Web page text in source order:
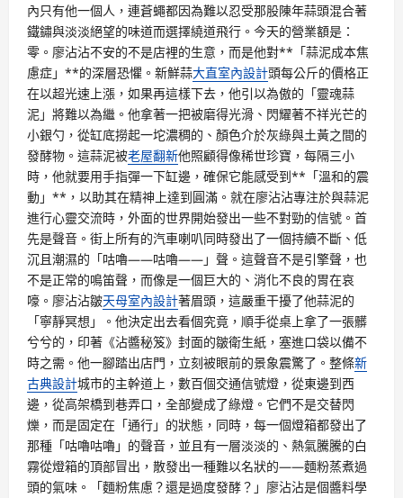
內只有他一個人，連蒼蠅都因為難以忍受那股陳年蒜頭混合著
鐵鏽與淡淡絕望的味道而選擇繞道飛行。今天的營業額是：
零。廖沾沾不安的不是店裡的生意，而是他對**「蒜泥成本焦
慮症」**的深層恐懼。新鮮蒜大直室內設計頭每公斤的價格正
在以超光速上漲，如果再這樣下去，他引以為傲的「靈魂蒜
泥」將難以為繼。他拿著一把被磨得光滑、閃耀著不祥光芒的
小銀勺，從缸底撈起一坨濃稠的、顏色介於灰綠與土黃之間的
發酵物。這蒜泥被老屋翻新他照顧得像稀世珍寶，每隔三小
時，他就要用手指彈一下缸邊，確保它能感受到**「溫和的震
動」**，以助其在精神上達到圓滿。就在廖沾沾專注於與蒜泥
進行心靈交流時，外面的世界開始發出一些不對勁的信號。首
先是聲音。街上所有的汽車喇叭同時發出了一個持續不斷、低
沉且潮濕的「咕嚕——咕嚕——」聲。這聲音不是引擎聲，也
不是正常的鳴笛聲，而像是一個巨大的、消化不良的胃在哀
嚎。廖沾沾皺天母室內設計著眉頭，這嚴重干擾了他蒜泥的
「寧靜冥想」。他決定出去看個究竟，順手從桌上拿了一張髒
兮兮的，印著《沾醬秘笈》封面的皺衛生紙，塞進口袋以備不
時之需。他一腳踏出店門，立刻被眼前的景象震驚了。整條新
古典設計城市的主幹道上，數百個交通信號燈，從東邊到西
邊，從高架橋到巷弄口，全部變成了綠燈。它們不是交替閃
爍，而是固定在「通行」的狀態，同時，每一個燈箱都發出了
那種「咕嚕咕嚕」的聲音，並且有一層淡淡的、熱氣騰騰的白
霧從燈箱的頂部冒出，散發出一種難以名狀的——麵粉蒸煮過
頭的氣味。「麵粉焦慮？還是過度發酵？」廖沾沾是個醬料學